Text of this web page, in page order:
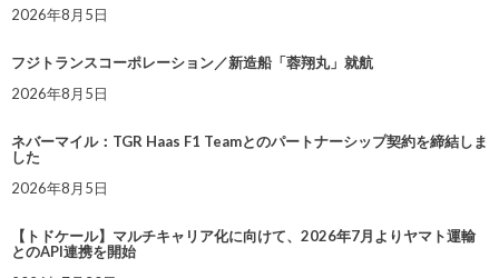
2026年8月5日
フジトランスコーポレーション／新造船「蓉翔丸」就航
2026年8月5日
ネバーマイル：TGR Haas F1 Teamとのパートナーシップ契約を締結しま
した
2026年8月5日
【トドケール】マルチキャリア化に向けて、2026年7月よりヤマト運輸
とのAPI連携を開始